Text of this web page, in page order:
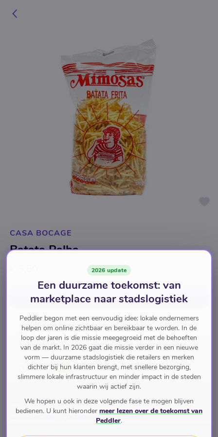
CASA BOCAGE
Batata Palha
In winkelwagen voor € 3,50
Diversen
Pay with
Merk
Casa Bocage - Portugese Delicatessen
2026 update
Een duurzame toekomst: van
marketplace naar stadslogistiek
Peddler begon met een eenvoudig idee: lokale ondernemers
helpen om online zichtbaar en bereikbaar te worden. In de
loop der jaren is die missie meegegroeid met de behoeften
van de markt. In 2026 gaat die missie verder in een nieuwe
vorm — duurzame stadslogistiek die retailers en merken
dichter bij hun klanten brengt, met snellere bezorging,
slimmere lokale infrastructuur en minder impact in de steden
waarin wij actief zijn.
We hopen u ook in deze volgende fase te mogen blijven
bedienen. U kunt hieronder meer lezen over de toekomst van
Peddler.